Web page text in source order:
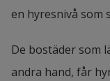
en hyresnivå som
De bostäder som
andra hand, får